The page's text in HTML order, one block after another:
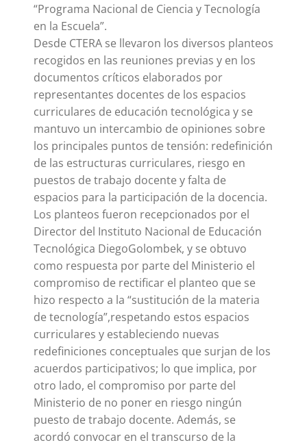
“Programa Nacional de Ciencia y Tecnología
en la Escuela”.
Desde CTERA se llevaron los diversos planteos
recogidos en las reuniones previas y en los
documentos críticos elaborados por
representantes docentes de los espacios
curriculares de educación tecnológica y se
mantuvo un intercambio de opiniones sobre
los principales puntos de tensión: redefinición
de las estructuras curriculares, riesgo en
puestos de trabajo docente y falta de
espacios para la participación de la docencia.
Los planteos fueron recepcionados por el
Director del Instituto Nacional de Educación
Tecnológica DiegoGolombek, y se obtuvo
como respuesta por parte del Ministerio el
compromiso de rectificar el planteo que se
hizo respecto a la “sustitución de la materia
de tecnología”,respetando estos espacios
curriculares y estableciendo nuevas
redefiniciones conceptuales que surjan de los
acuerdos participativos; lo que implica, por
otro lado, el compromiso por parte del
Ministerio de no poner en riesgo ningún
puesto de trabajo docente. Además, se
acordó convocar en el transcurso de la